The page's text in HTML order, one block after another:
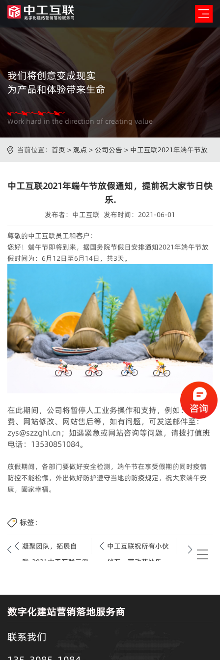
我们将创意变成现实
为产品和体验带来生命
Work hard in the direction of creating value
当前位置： 首页 > 观点 > 公司公告 > 中工互联2021年端午节放
中工互联2021年端午节放假通知，提前祝大家节日快
乐.
发布者：中工互联 发布时间：2021-06-01
尊敬的中工互联员工和客户：
您好！端午节即将到来，据国务院节假日安排通知2021年端午节放
假时间为：6月12日至6月14日，共3天。
在此期间，公司将暂停人工业务操作和支持，例如：网站续
费、网站修改、网站售后等，如有问题，可发送邮件至：
zys@szzghl.cn；如遇紧急或网站咨询等问题，请拨打值班
电话：13530851084。
放假期间，各部门要做好安全检测，端午节在享受假期的同时疫情
防控不能松懈，外出做好防护遵守当地的防疫规定，祝大家端午安
康，阖家幸福。
标签：
凝聚团队，拓展自
我-2021中工互联云浮
中工互联祝所有小伙
伴五一劳动节快乐~
数字化建站营销落地服务商
联系我们